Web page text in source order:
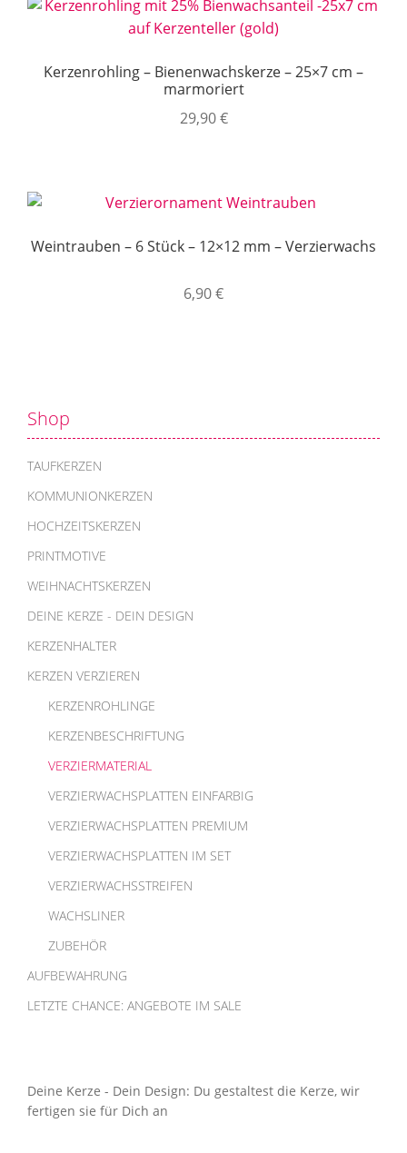
Kerzenrohling – Bienenwachskerze – 25×7 cm –
marmoriert
29,90€
Weintrauben – 6 Stück – 12×12 mm – Verzierwachs
6,90€
Shop
TAUFKERZEN
KOMMUNIONKERZEN
HOCHZEITSKERZEN
PRINTMOTIVE
WEIHNACHTSKERZEN
DEINE KERZE - DEIN DESIGN
KERZENHALTER
KERZEN VERZIEREN
KERZENROHLINGE
KERZENBESCHRIFTUNG
VERZIERMATERIAL
VERZIERWACHSPLATTEN EINFARBIG
VERZIERWACHSPLATTEN PREMIUM
VERZIERWACHSPLATTEN IM SET
VERZIERWACHSSTREIFEN
WACHSLINER
ZUBEHÖR
AUFBEWAHRUNG
LETZTE CHANCE: ANGEBOTE IM SALE
Deine Kerze - Dein Design: Du gestaltest die Kerze, wir
fertigen sie für Dich an